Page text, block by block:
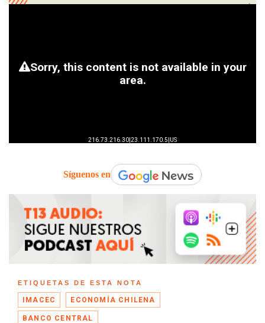
Síguenos en
ETIQUETAS DE ESTA NOTA
IMACEC ECONOMÍA CHILENA
BANCO CENTRAL